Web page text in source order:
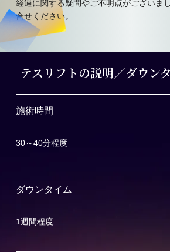
経過に関する疑問やご不明点がございま
合せください。
テスリフトの説明／ダウン
施術時間
30～40分程度
ダウンタイム
1週間程度